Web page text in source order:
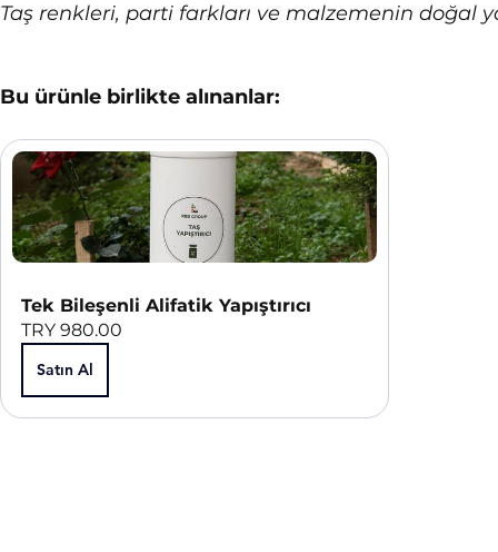
Taş renkleri, parti farkları ve malzemenin doğal
Bu ürünle birlikte alınanlar:
Tek Bileşenli Alifatik Yapıştırıcı
TRY 980.00
Satın Al